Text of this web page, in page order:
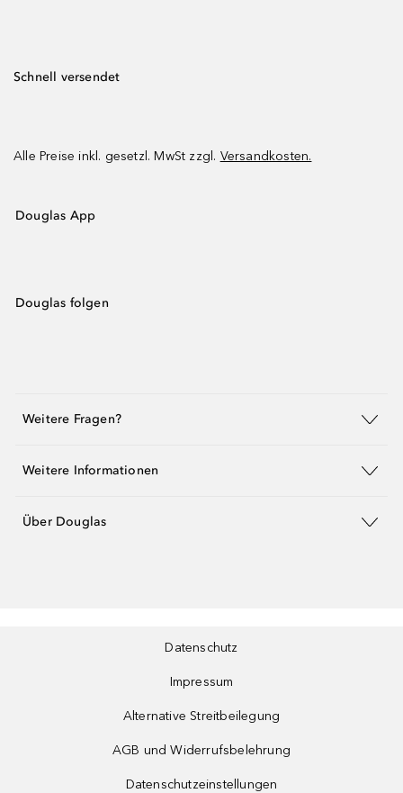
Schnell versendet
Alle Preise inkl. gesetzl. MwSt zzgl. Versandkosten.
Douglas App
Douglas folgen
Weitere Fragen?
Weitere Informationen
Über Douglas
Datenschutz
Impressum
Alternative Streitbeilegung
AGB und Widerrufsbelehrung
Datenschutzeinstellungen